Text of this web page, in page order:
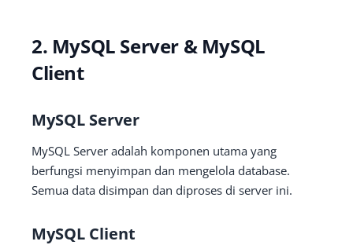
2. MySQL Server & MySQL
Client
MySQL Server
MySQL Server adalah komponen utama yang
berfungsi menyimpan dan mengelola database.
Semua data disimpan dan diproses di server ini.
MySQL Client